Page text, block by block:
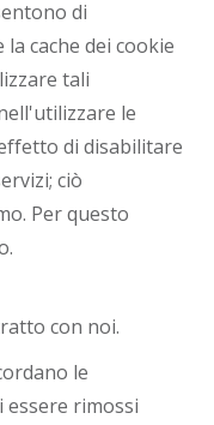
di
cache dei cookie
tali
le
di disabilitare
ciò
Per questo
con noi.
le
rimossi